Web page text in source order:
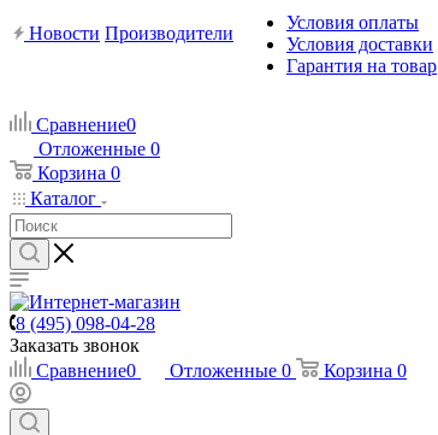
Новости Производители
Условия оплаты
Условия доставки
Гарантия на товар
Сравнение0
Отложенные 0
Корзина 0
Каталог
8 (495) 098-04-28
Заказать звонок
Сравнение0 Отложенные 0 Корзина 0